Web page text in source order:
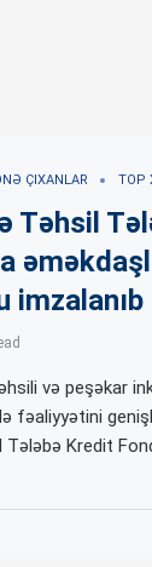
ÇIXANLAR TOP
Təhsil
imzalanıb
və peşəkar
fəaliyyətini
Tələbə Kredit